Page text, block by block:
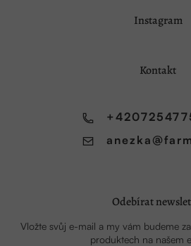
Instagram
Kontakt
anezka @
Odebírat
Vložte svůj e-mail a my vám budeme
produktech na našem